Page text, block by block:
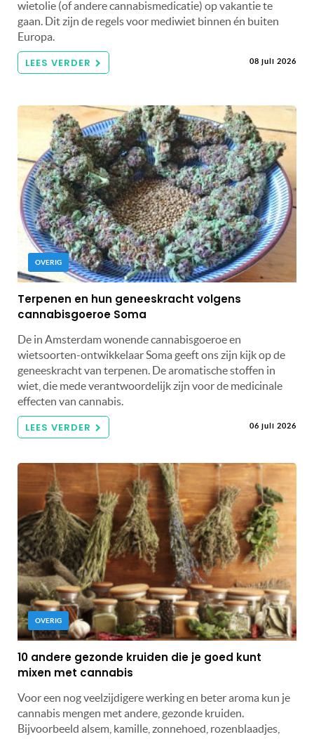
wietolie (of andere cannabismedicatie) op vakantie te
gaan. Dit zijn de regels voor mediwiet binnen én buiten
Europa.
LEES VERDER 08 juli 2026
OVERIG
Terpenen en hun geneeskracht volgens
cannabisgoeroe Soma
De in Amsterdam wonende cannabisgoeroe en
wietsoorten-ontwikkelaar Soma geeft ons zijn kijk op de
geneeskracht van terpenen. De aromatische stoffen in
wiet, die mede verantwoordelijk zijn voor de medicinale
effecten van cannabis.
LEES VERDER 06 juli 2026
OVERIG
10 andere gezonde kruiden die je goed kunt
mixen met cannabis
Voor een nog veelzijdigere werking en beter aroma kun je
cannabis mengen met andere, gezonde kruiden.
Bijvoorbeeld alsem, kamille, zonnehoed, rozenblaadjes,